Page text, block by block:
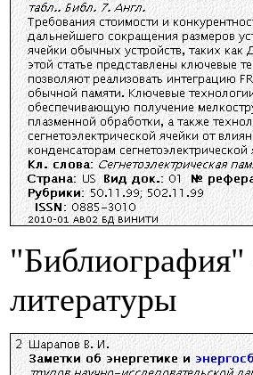
"Библиография"
литературы